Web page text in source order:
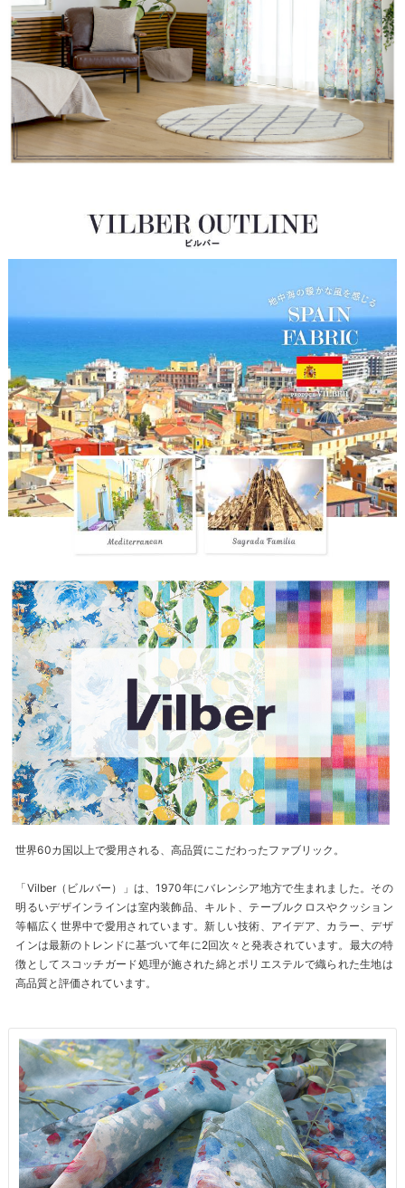
世界60カ国以上で愛用される、高品質にこだわったファブリック。
「Vilber（ビルバー）」は、1970年にバレンシア地方で生まれました。その
明るいデザインラインは室内装飾品、キルト、テーブルクロスやクッション
等幅広く世界中で愛用されています。新しい技術、アイデア、カラー、デザ
インは最新のトレンドに基づいて年に2回次々と発表されています。最大の特
徴としてスコッチガード処理が施された綿とポリエステルで織られた生地は
高品質と評価されています。